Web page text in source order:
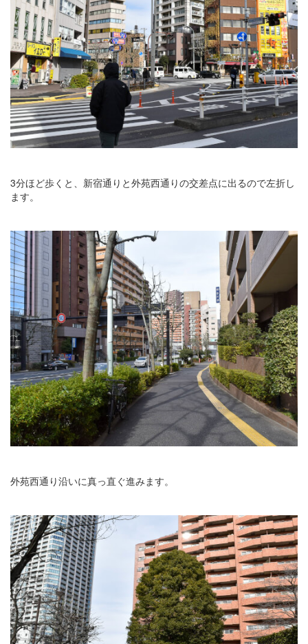
3分ほど歩くと、新宿通りと外苑西通りの交差点に出るので左折し
ます。
外苑西通り沿いに真っ直ぐ進みます。